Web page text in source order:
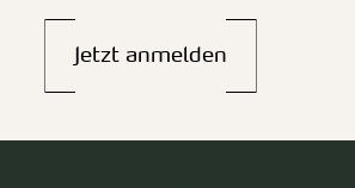
Jetzt anmelden